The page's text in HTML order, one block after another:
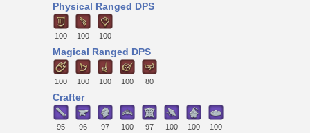
Physical Ranged DPS
100 100 100
Magical Ranged DPS
100 100 100 100 80
Crafter
95 96 97 100 97 100 100 100